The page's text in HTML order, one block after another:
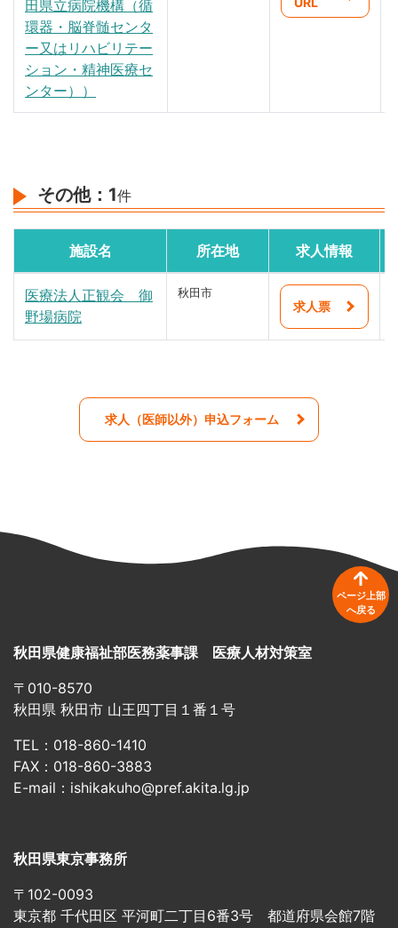
田県立病院機構（循
環器・脳脊髄センタ
ー又はリハビリテー
ション・精神医療セ
ンター））
その他： 1件
施設名 所在地 求人情報
医療法人正観会 御
野場病院
秋田市
求人票
求人（医師以外）申込フォーム
ページ上部
へ戻る
秋田県健康福祉部医務薬事課 医療人材対策室
〒010-8570
秋田県 秋田市 山王四丁目１番１号
TEL：018-860-1410
FAX：018-860-3883
E-mail：ishikakuho@pref.akita.lg.jp
秋田県東京事務所
〒102-0093
東京都 千代田区 平河町二丁目6番3号 都道府県会館7階